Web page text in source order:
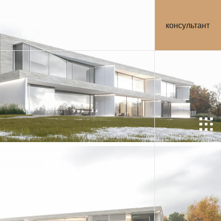
консультант